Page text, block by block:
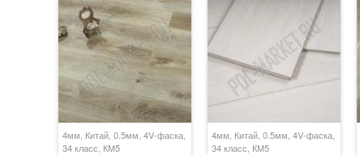
4мм, Китай, 0.5мм, 4V-фаска,
34 класс, КМ5
4мм, Китай, 0.5мм, 4V-фаска,
34 класс, КМ5